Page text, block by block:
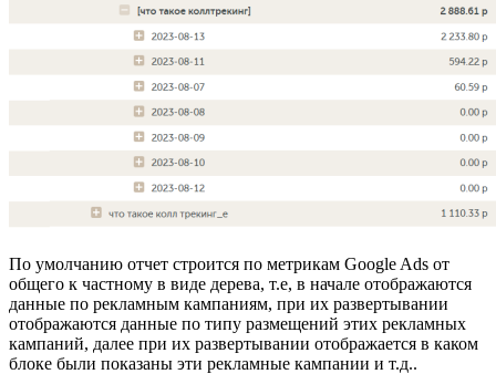
По умолчанию отчет строится по метрикам Google Ads от
общего к частному в виде дерева, т.е, в начале отображаются
данные по рекламным кампаниям, при их развертывании
отображаются данные по типу размещений этих рекламных
кампаний, далее при их развертывании отображается в каком
блоке были показаны эти рекламные кампании и т.д..